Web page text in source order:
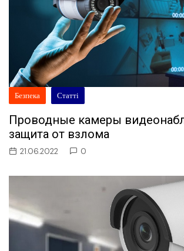
Безпека Статті
Проводные камеры
защита от взлома
21.06.2022 0